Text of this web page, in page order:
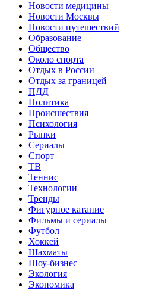
Новости медицины
Новости Москвы
Новости путешествий
Образование
Общество
Около спорта
Отдых в России
Отдых за границей
ПДД
Политика
Происшествия
Психология
Рынки
Сериалы
Спорт
ТВ
Теннис
Технологии
Тренды
Фигурное катание
Фильмы и сериалы
Футбол
Хоккей
Шахматы
Шоу-бизнес
Экология
Экономика